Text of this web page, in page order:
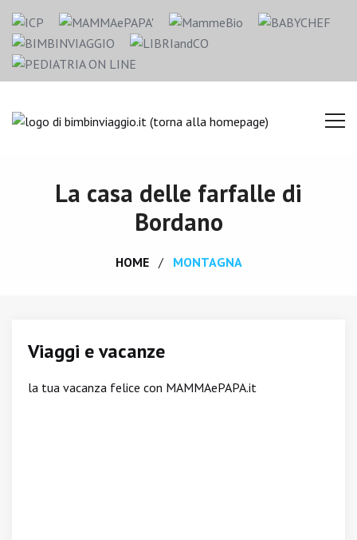
La casa delle farfalle di
Bordano
HOME MONTAGNA
Viaggi e vacanze
la tua vacanza felice con MAMMAePAPA.it